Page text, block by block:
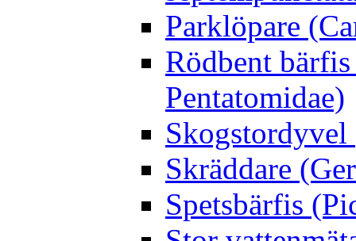
Parklöpare
Rödbent
Pentatomidae)
Skogstordyvel
Skräddare
Spetsbärfis